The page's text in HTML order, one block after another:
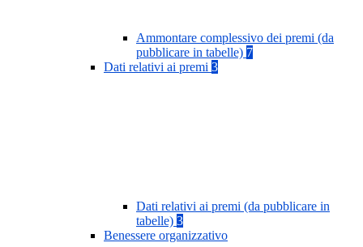
Ammontare complessivo dei premi (da
pubblicare in tabelle) 7
Dati relativi ai premi 3
Dati relativi ai premi (da pubblicare in
tabelle) 3
Benessere organizzativo